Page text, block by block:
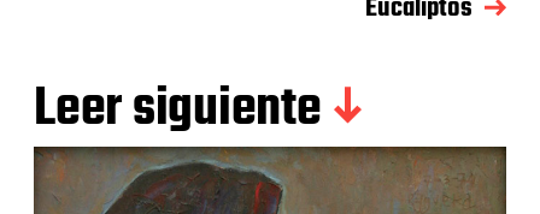
Eucaliptos
Leer siguiente